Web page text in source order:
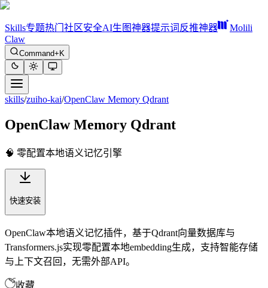
Skills专题热门 社区安全AI生图神器提示词反推神器
Molili
Claw
Command+K
skills/zuiho-kai/OpenClaw Memory Qdrant
OpenClaw Memory Qdrant
🧠 零配置本地语义记忆引擎
快速安装
OpenClaw本地语义记忆插件，基于Qdrant向量数据库与
Transformers.js实现零配置本地embedding生成，支持智能存储
与上下文召回，无需外部API。
收藏